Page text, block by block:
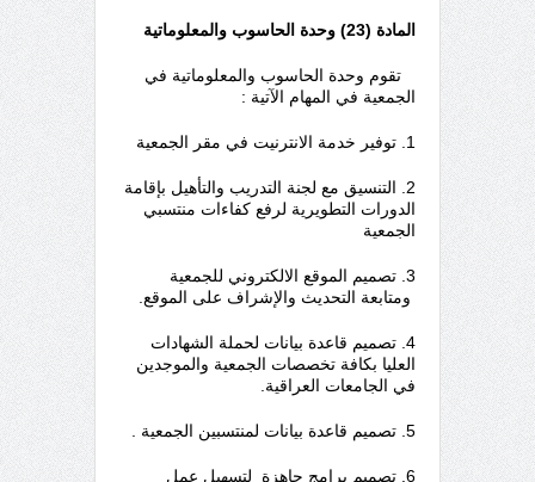
المادة (23) وحدة الحاسوب والمعلوماتية
تقوم وحدة الحاسوب والمعلوماتية في
الجمعية في المهام الآتية :
1. توفير خدمة الانترنيت في مقر الجمعية
2. التنسيق مع لجنة التدريب والتأهيل بإقامة
الدورات التطويرية لرفع كفاءات منتسبي
الجمعية
3. تصميم الموقع الالكتروني للجمعية
ومتابعة التحديث والإشراف على الموقع.
4. تصميم قاعدة بيانات لحملة الشهادات
العليا بكافة تخصصات الجمعية والموجدين
في الجامعات العراقية.
5. تصميم قاعدة بيانات لمنتسبين الجمعية .
6. تصميم برامج جاهزة لتسهيل عمل